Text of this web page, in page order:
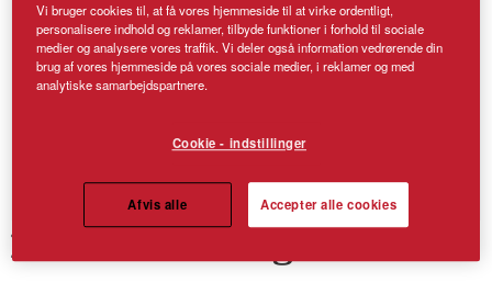
Flødeostfrosting
Vi bruger cookies til, at få vores hjemmeside til at virke ordentligt,
personalisere indhold og reklamer, tilbyde funktioner i forhold til sociale
medier og analysere vores traffik. Vi deler også information vedrørende din
brug af vores hjemmeside på vores sociale medier, i reklamer og med
analytiske samarbejdspartnere.
Cookie - indstillinger
Afvis alle Accepter alle cookies